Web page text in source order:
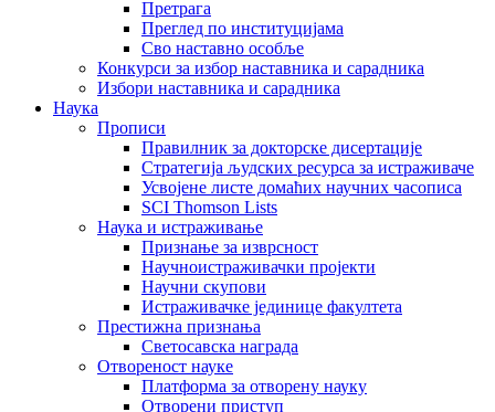
Претрага
Преглед по институцијама
Сво наставно особље
Конкурси за избор наставника и сарадника
Избори наставника и сарадника
Наука
Прописи
Правилник за докторске дисертације
Стратегија људских ресурса за истраживаче
Усвојене листе домаћих научних часописа
SCI Thomson Lists
Наука и истраживање
Признање за изврсност
Научноистраживачки пројекти
Научни скупови
Истраживачке јединице факултета
Престижна признања
Светосавска награда
Отвореност науке
Платформа за отворену науку
Отворени приступ